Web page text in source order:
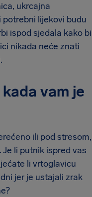
ukrcajna
lijekovi budu
ispod sjedala kako bi
nikada neće znati
vam je
ili pod stresom,
li putnik ispred vas
li vrtoglavicu
jer je ustajali zrak